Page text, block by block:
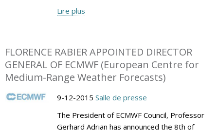
Lire plus
FLORENCE RABIER APPOINTED DIRECTOR
GENERAL OF ECMWF (European Centre for
Medium-Range Weather Forecasts)
9-12-2015 Salle de presse
The President of ECMWF Council, Professor
Gerhard Adrian has announced the 8th of